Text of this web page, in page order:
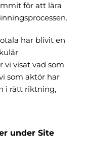
för att lära
har blivit en
vi visat vad som
som aktör har
i rätt riktning,
under Site